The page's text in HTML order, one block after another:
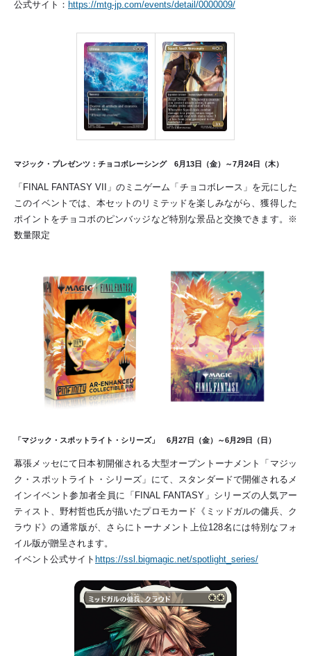
公式サイト： https://mtg-jp.com/events/detail/0000009/
マジック・プレゼンツ：チョコボレーシング 6月13日（金）～7月24日（木）
「FINAL FANTASY VII」のミニゲーム「チョコボレース」を元にした
このイベントでは、本セットのリミテッドを楽しみながら、獲得した
ポイントをチョコボのピンバッジなど特別な景品と交換できます。※
数量限定
「マジック・スポットライト・シリーズ」 6月27日（金）～6月29日（日）
幕張メッセにて日本初開催される大型オープントーナメント「マジッ
ク・スポットライト・シリーズ」にて、スタンダードで開催されるメ
インイベント参加者全員に「FINAL FANTASY」シリーズの人気アー
ティスト、野村哲也氏が描いたプロモカード《ミッドガルの傭兵、ク
ラウド》の通常版が、さらにトーナメント上位128名には特別なフォ
イル版が贈呈されます。
イベント公式サイト https://ssl.bigmagic.net/spotlight_series/